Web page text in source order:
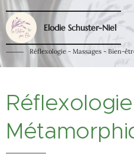
Elodie Schuster-Niel
Réflexologie - Massages - Bien-
Réflexologie